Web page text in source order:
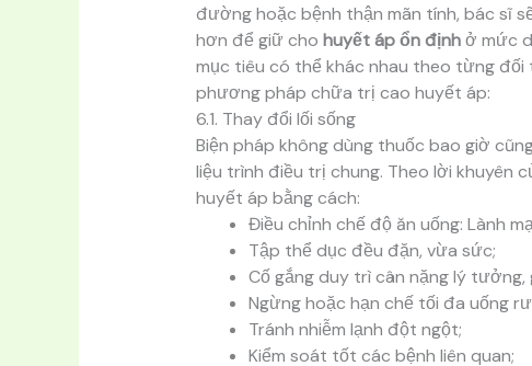
đường hoặc bệnh thận mãn tính, bác sĩ
hơn để giữ cho huyết áp ổn địnhở mức
mục tiêu có thể khác nhau theo từng
phương pháp chữa trị cao huyết áp:
6.1. Thay đổi lối sống
Biện pháp không dùng thuốc bao giờ
liệu trình điều trị chung. Theo lời khuyên
huyết áp bằng cách:
Điều chỉnh chế độ ăn uống: Lành
Tập thể dục đều đặn, vừa sức;
Cố gắng duy trì cân nặng lý
Ngừng hoặc hạn chế tối đa uống
Tránh nhiễm lạnh đột ngột;
Kiểm soát tốt các bệnh liên quan;